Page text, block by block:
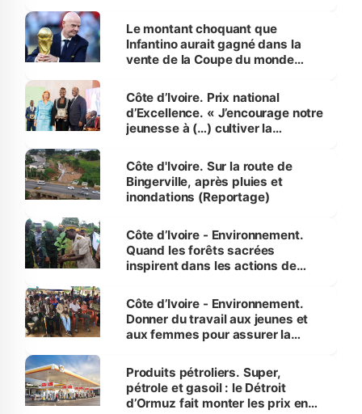
Le montant choquant que
Infantino aurait gagné dans la
vente de la Coupe du monde
Côte d’Ivoire. Prix national
d’Excellence. « J’encourage notre
jeunesse à (…) cultiver la
(Alassane Ouattara
Côte d'Ivoire. Sur la route de
Bingerville, après pluies et
inondations (Reportage)
Côte d’Ivoire - Environnement.
Quand les forêts sacrées
inspirent dans les actions de
Côte d’Ivoire - Environnement.
Donner du travail aux jeunes et
aux femmes pour assurer la
menacées
Produits pétroliers. Super,
pétrole et gasoil : le Détroit
d’Ormuz fait monter les prix en